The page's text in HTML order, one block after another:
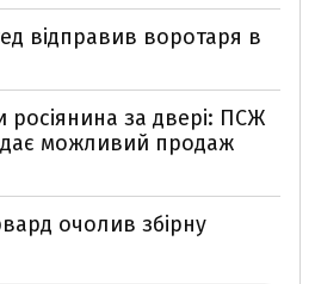
відправив воротаря в
росіянина за двері: ПСЖ
можливий продаж
очолив збірну